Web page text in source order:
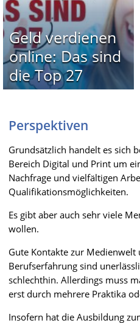
Geld verdienen
online: Das sind
die Top 27
Perspektiven
Grundsätzlich handelt es sich
Bereich Digital und Print um
Nachfrage und vielfältigen
Qualifikationsmöglichkeiten.
Es gibt aber auch sehr viele
wollen.
Gute Kontakte zur Medienwelt
Berufserfahrung sind
schlechthin. Allerdings muss
erst durch mehrere Praktika
Insofern hat die Ausbildung